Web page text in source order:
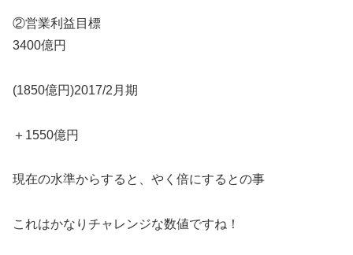
②営業利益目標
3400億円
(1850億円)2017/2月期
＋1550億円
現在の水準からすると、やく倍にするとの事
これはかなりチャレンジな数値ですね！